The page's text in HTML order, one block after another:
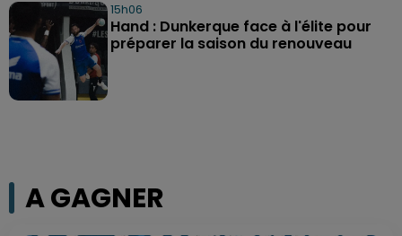
15h06
Hand : Dunkerque face à l'élite pour
préparer la saison du renouveau
A GAGNER